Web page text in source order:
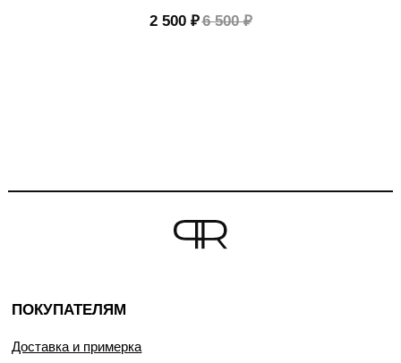
2 500 ₽6 500 ₽
ПОКУПАТЕЛЯМ
Доставка и примерка